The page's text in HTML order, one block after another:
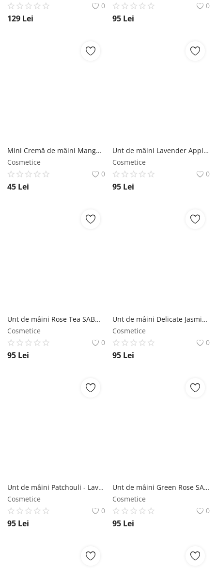
0
129 Lei
0
95 Lei
Mini Cremă de mâini Mango-Kiwi SABON
Cosmetice
0
45 Lei
Unt de mâini Lavender Apple SABON
Cosmetice
0
95 Lei
Unt de mâini Rose Tea SABON
Cosmetice
0
95 Lei
Unt de mâini Delicate Jasmine SABON
Cosmetice
0
95 Lei
Unt de mâini Patchouli - Lavender - Vanilla SABON
Cosmetice
0
95 Lei
Unt de mâini Green Rose SABON
Cosmetice
0
95 Lei